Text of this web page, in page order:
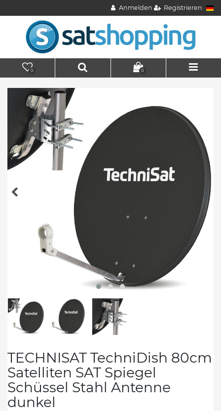
Anmelden Registrieren
0 0
TECHNISAT TechniDish 80cm
Satelliten SAT Spiegel
Schüssel Stahl Antenne
dunkel